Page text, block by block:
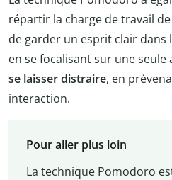
répartir la charge de travail
de garder un esprit clair dans
en se focalisant sur une seule
se laisser distraire, en
interaction.
Pour aller plus loin
La technique Pomodoro